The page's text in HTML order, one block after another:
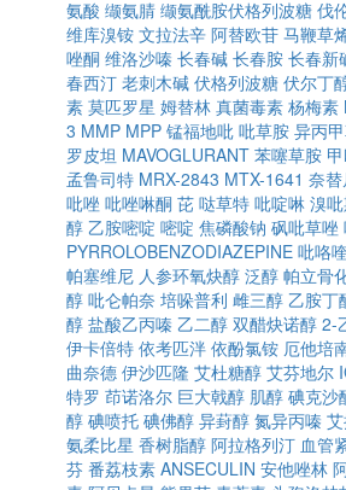
氨酸 缬氨腈 缬氨酰胺伏格列波糖 伐
维库溴铵 文拉法辛 阿替欧苷 马鞭草
唑酮 维洛沙嗪 长春碱 长春胺 长春新
春西汀 老刺木碱 伏格列波糖 伏尔丁
素 莫匹罗星 姆替林 真菌毒素 杨梅素
3 MMP MPP 锰福地吡 吡草胺 异丙
罗皮坦 MAVOGLURANT 苯噻草胺
孟鲁司特 MRX-2843 MTX-1641 奈
吡唑 吡唑啉酮 芘 哒草特 吡啶啉 溴
醇 乙胺嘧啶 嘧啶 焦磷酸钠 砜吡草唑
PYRROLOBENZODIAZEPINE 吡咯
帕塞维尼 人参环氧炔醇 泛醇 帕立骨
醇 吡仑帕奈 培哚普利 雌三醇 乙胺丁
醇 盐酸乙丙嗪 乙二醇 双醋炔诺醇 2-
伊卡倍特 依考匹泮 依酚氯铵 厄他培
曲奈德 伊沙匹隆 艾杜糖醇 艾芬地尔
特罗 茚诺洛尔 巨大戟醇 肌醇 碘克沙
醇 碘喷托 碘佛醇 异葑醇 氮异丙嗪
氨柔比星 香树脂醇 阿拉格列汀 血管
芬 番荔枝素 ANSECULIN 安他唑林